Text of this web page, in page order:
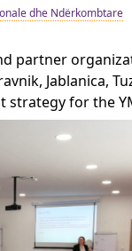
dhe Ndërkombtare
partner
Jablanica,
strategy for the